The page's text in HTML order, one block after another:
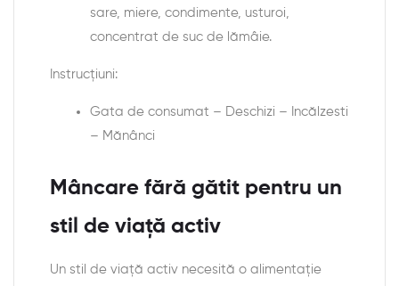
sare, miere, condimente, usturoi,
concentrat de suc de lămâie.
Instrucțiuni:
Gata de consumat – Deschizi – Incălzesti
– Mănânci
Mâncare fără gătit pentru un
stil de viață activ
Un stil de viață activ necesită o alimentație